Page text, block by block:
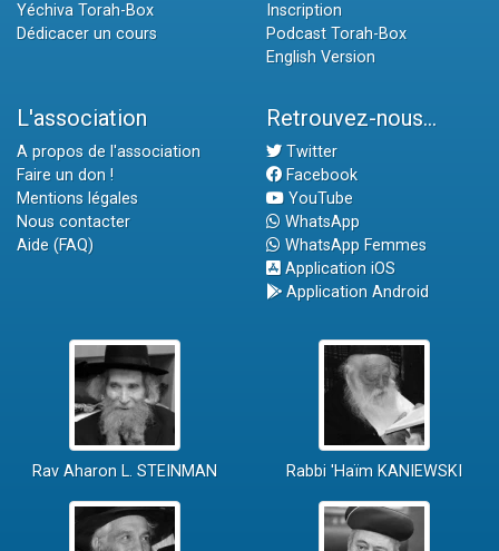
Yéchiva Torah-Box
Dédicacer un cours
Inscription
Podcast Torah-Box
English Version
L'association
A propos de l'association
Faire un don !
Mentions légales
Nous contacter
Aide (FAQ)
Retrouvez-nous...
Twitter
Facebook
YouTube
WhatsApp
WhatsApp Femmes
Application iOS
Application Android
Rav Aharon L. STEINMAN Rabbi 'Haïm KANIEWSKI